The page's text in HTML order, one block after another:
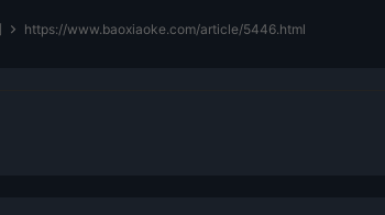
https://www.baoxiaoke.com/article/5446.html